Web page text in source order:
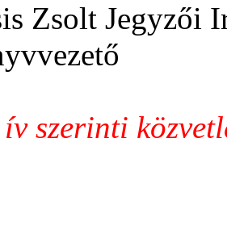
Zsolt Jegyzői
szerinti